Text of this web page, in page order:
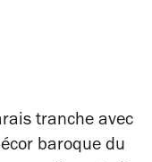
tranche avec
baroque du